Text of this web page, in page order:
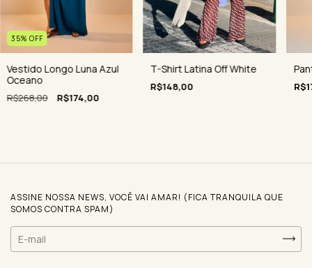
35% OFF
Vestido Longo Luna Azul
Oceano
R$268,00 R$174,00
T-Shirt Latina Off White
R$148,00
ASSINE NOSSA NEWS, VOCÊ VAI AMAR! (FICA TRANQUILA QUE
SOMOS CONTRA SPAM)